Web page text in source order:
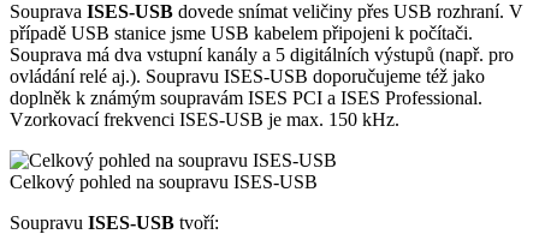
Souprava ISES-USB dovede snímat veličiny přes USB rozhraní. V
případě USB stanice jsme USB kabelem připojeni k počítači.
Souprava má dva vstupní kanály a 5 digitálních výstupů (např. pro
ovládání relé aj.). Soupravu ISES-USB doporučujeme též jako
doplněk k známým soupravám ISES PCI a ISES Professional.
Vzorkovací frekvenci ISES-USB je max. 150 kHz.
Celkový pohled na soupravu ISES-USB
Soupravu ISES-USB tvoří: